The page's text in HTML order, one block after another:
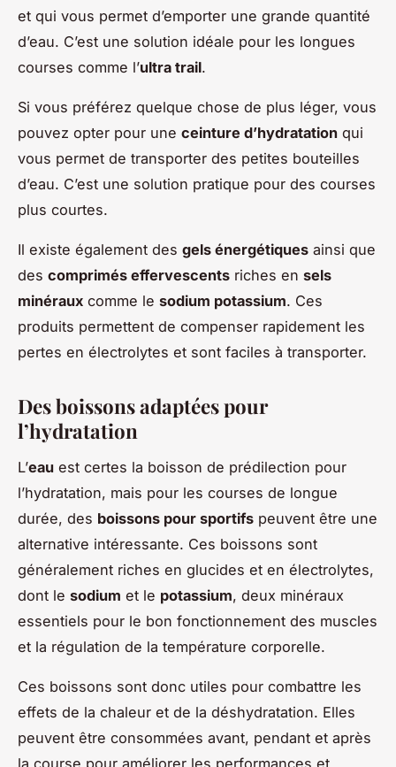
et qui vous permet d’emporter une grande quantité
d’eau. C’est une solution idéale pour les longues
courses comme l’ultra trail.
Si vous préférez quelque chose de plus léger, vous
pouvez opter pour une ceinture d’hydratation qui
vous permet de transporter des petites bouteilles
d’eau. C’est une solution pratique pour des courses
plus courtes.
Il existe également des gels énergétiques ainsi que
des comprimés effervescents riches en sels
minéraux comme le sodium potassium. Ces
produits permettent de compenser rapidement les
pertes en électrolytes et sont faciles à transporter.
Des boissons adaptées pour
l’hydratation
L’eau est certes la boisson de prédilection pour
l’hydratation, mais pour les courses de longue
durée, des boissons pour sportifs peuvent être une
alternative intéressante. Ces boissons sont
généralement riches en glucides et en électrolytes,
dont le sodium et le potassium, deux minéraux
essentiels pour le bon fonctionnement des muscles
et la régulation de la température corporelle.
Ces boissons sont donc utiles pour combattre les
effets de la chaleur et de la déshydratation. Elles
peuvent être consommées avant, pendant et après
la course pour améliorer les performances et